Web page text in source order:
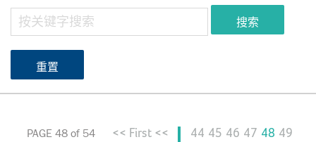
搜索
重置
PAGE 48 of 54 << First << 44 45 46 47 48 49